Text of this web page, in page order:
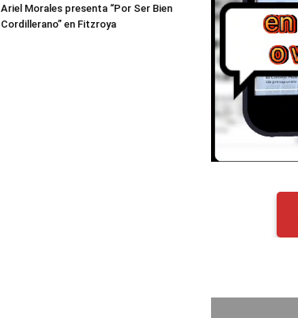
Ariel Morales presenta “Por Ser Bien
Cordillerano” en Fitzroya